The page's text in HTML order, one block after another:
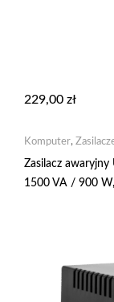
229,00 zł
Komputer,
Zasilacz
1500 VA / 900